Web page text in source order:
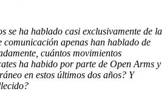
se ha hablado casi exclusivamente de la
comunicación apenas han hablado de
cuántos movimientos
ha habido por parte de Open Arms y
en estos últimos dos años? Y